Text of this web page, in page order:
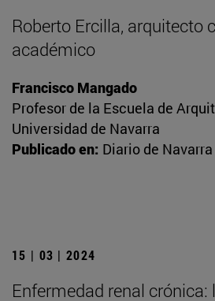
Roberto Ercilla, arquitecto
académico
Francisco Mangado
Profesor de la Escuela de
Universidad de Navarra
Publicado en: Diario de Navarra
15 | 03 | 2024
Enfermedad renal crónica: